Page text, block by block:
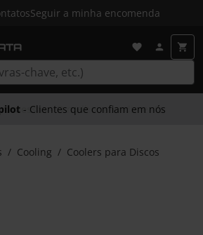
Seguir a minha encomenda
- O melhor atendimento
- Clientes que confiam em nós
Cooling Coolers para Discos